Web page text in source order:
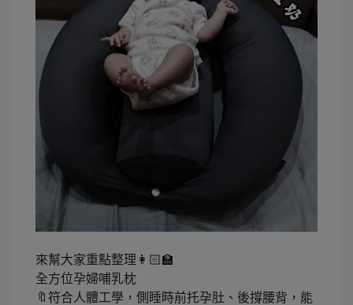
來幫大家重點整理👩🏻‍🏫
全方位孕婦哺乳枕
🔖符合人體工學，側睡時前托孕肚、後撐腰背，能